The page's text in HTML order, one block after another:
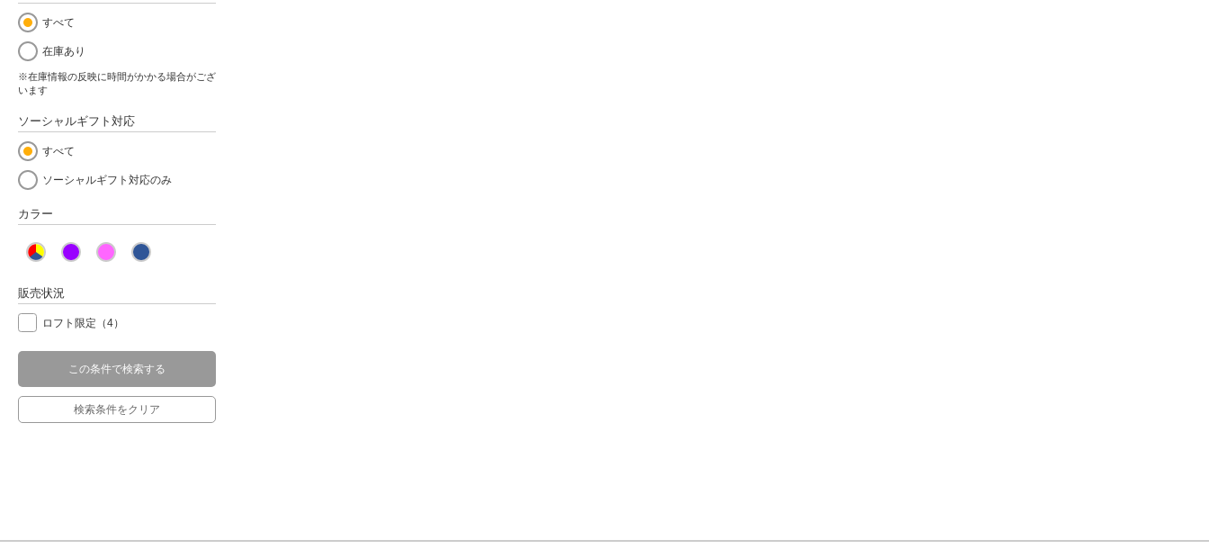
すべて
在庫あり
※在庫情報の反映に時間がかかる場合がござ
います
ソーシャルギフト対応
すべて
ソーシャルギフト対応のみ
カラー
販売状況
ロフト限定 （4）
この条件で検索する
検索条件をクリア